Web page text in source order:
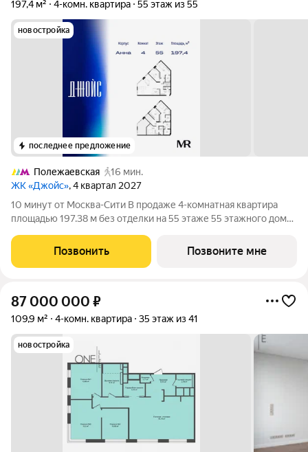
197,4 м²
4-комн. квартира 55 этаж из 55
новостройка
последнее предложение
Полежаевская
16 мин.
ЖК «Джойс», 4 квартал 2027
10 минут от Москва-Сити В продаже 4-комнатная квартира
площадью 197.38 м без отделки на 55 этаже 55 этажного дома.
премиальный жилой комплекс от девелопера MR в районе
Хорошёво-Мнёвники. Он включает
Позвонить Позвоните мне
87 000 000 ₽
109,9 м² 4-комн. квартира 35 этаж из 41
новостройка